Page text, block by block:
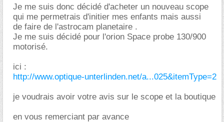
Je me suis donc décidé d'acheter un nouveau scope
qui me permetrais d'initier mes enfants mais aussi
de faire de l'astrocam planetaire .
Je me suis décidé pour l'orion Space probe 130/900
motorisé.
ici :
http://www.optique-unterlinden.net/a...025&itemType=2
je voudrais avoir votre avis sur le scope et la boutique
en vous remerciant par avance